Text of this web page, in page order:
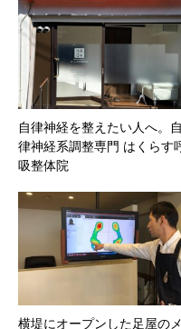
自律神経を整えたい人へ。自
律神経系調整専門 はくらす
吸整体院
横堤にオープンした足屋のメ